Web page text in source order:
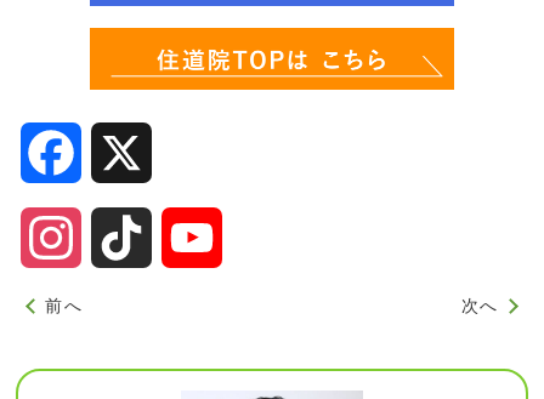
Facebook
InstagramTikTok
前へ 次へ